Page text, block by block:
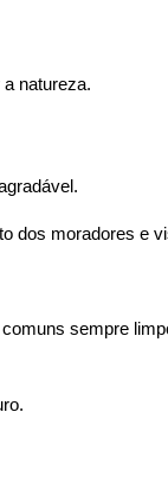
natureza.
dos moradores e
sempre